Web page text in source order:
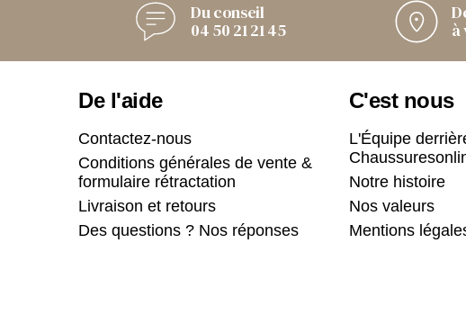
Du conseil
04 50 21 21 45
à
De l'aide
Contactez-nous
Conditions générales de vente &
formulaire rétractation
Livraison et retours
Des questions ? Nos réponses
C'est nous
L'Équipe
Notre histoire
Nos valeurs
Mentions